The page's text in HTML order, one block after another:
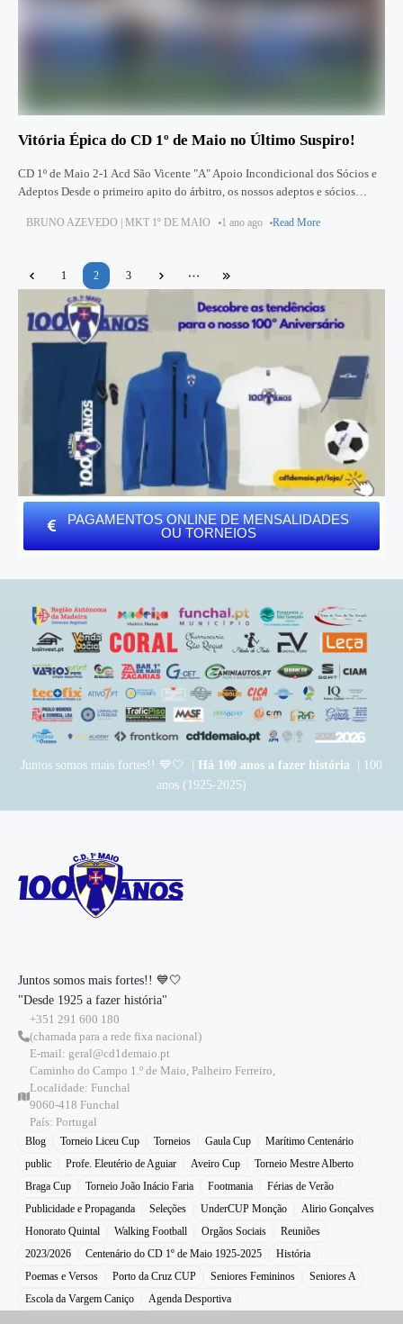
Vitória Épica do CD 1º de Maio no Último Suspiro!
CD 1º de Maio 2-1 Acd São Vicente "A" Apoio Incondicional dos Sócios e
Adeptos Desde o primeiro apito do árbitro, os nossos adeptos e sócios
BRUNO AZEVEDO | MKT 1º DE MAIO 1 ano ago Read More
1 2 3
PAGAMENTOS ONLINE DE MENSALIDADES
OU TORNEIOS
Juntos somos mais fortes!! 💙🤍 | Há 100 anos a fazer história | 100
anos (1925-2025)
Juntos somos mais fortes!! 💙🤍
"Desde 1925 a fazer história"
+351 291 600 180
(chamada para a rede fixa nacional)
E-mail: geral@cd1demaio.pt
Caminho do Campo 1.º de Maio, Palheiro Ferreiro,
Localidade: Funchal
9060-418 Funchal
País: Portugal
Blog Torneio Liceu Cup Torneios Gaula Cup
Marítimo Centenário
public
Profe. Eleutério de Aguiar Aveiro Cup
Torneio Mestre Alberto
Braga Cup
Torneio João Inácio Faria Footmania
Férias de Verão
Publicidade e Propaganda
Seleções UnderCUP Monção
Alirio Gonçalves
Honorato Quintal
Walking Football Orgãos Sociais
Reuniões
2023/2026
Centenário do CD 1º de Maio 1925-2025
História
Poemas e Versos
Porto da Cruz CUP Seniores Femininos
Seniores A
Escola da Vargem Caniço
Agenda Desportiva